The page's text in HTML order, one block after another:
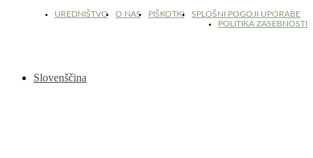
UREDNIŠTVO O NAS PIŠKOTKI
SPLOŠNI POGOJI UPORABE
POLITIKA ZASEBNOSTI
Slovenščina